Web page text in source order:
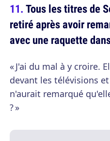
Tous les titres de
retiré après avoir
avec une raquette
« J'ai du mal à y croire.
devant les télévisions
n'aurait remarqué
? »